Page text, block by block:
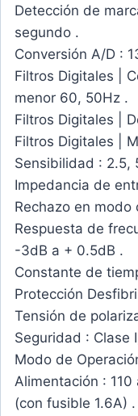
Detección de
segundo .
Conversión A/D :
Filtros Digitales |
menor 60, 50Hz .
Filtros Digitales |
Filtros Digitales |
Sensibilidad : 2.5,
Impedancia de
Rechazo en
Respuesta de
-3dB a + 0.5dB .
Constante de
Protección
Tensión de
Seguridad : Clase
Modo de
Alimentación :
(con fusible 1.6A) .